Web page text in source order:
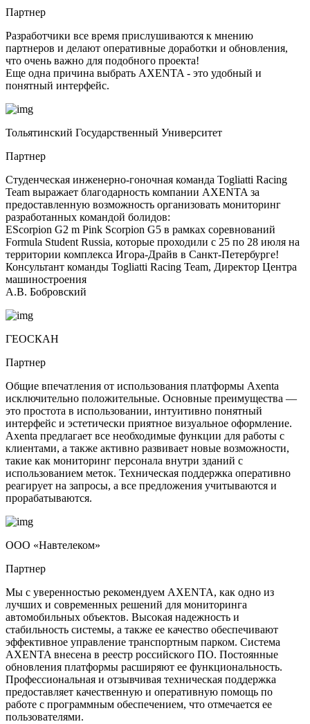
Партнер
Разработчики все время прислушиваются к мнению
партнеров и делают оперативные доработки и обновления,
что очень важно для подобного проекта!
Еще одна причина выбрать AXENTA - это удобный и
понятный интерфейс.
Тольятинский Государственный Университет
Партнер
Студенческая инженерно-гоночная команда Togliatti Racing
Team выражает благодарность компании AXENTA за
предоставленную возможность организовать мониторинг
разработанных командой болидов:
EScorpion G2 m Pink Scorpion G5 в рамках соревнований
Formula Student Russia, которые проходили с 25 по 28 июля на
территории комплекса Игора-Драйв в Санкт-Петербурге!
Консультант команды Togliatti Racing Team, Директор Центра
машиностроения
А.В. Бобровский
ГЕОСКАН
Партнер
Общие впечатления от использования платформы Axenta
исключительно положительные. Основные преимущества —
это простота в использовании, интуитивно понятный
интерфейс и эстетически приятное визуальное оформление.
Axenta предлагает все необходимые функции для работы с
клиентами, а также активно развивает новые возможности,
такие как мониторинг персонала внутри зданий с
использованием меток. Техническая поддержка оперативно
реагирует на запросы, а все предложения учитываются и
прорабатываются.
ООО «Навтелеком»
Партнер
Мы с уверенностью рекомендуем AXENTA, как одно из
лучших и современных решений для мониторинга
автомобильных объектов. Высокая надежность и
стабильность системы, а также ее качество обеспечивают
эффективное управление транспортным парком. Система
AXENTA внесена в реестр российского ПО. Постоянные
обновления платформы расширяют ее функциональность.
Профессиональная и отзывчивая техническая поддержка
предоставляет качественную и оперативную помощь по
работе с программным обеспечением, что отмечается ее
пользователями.